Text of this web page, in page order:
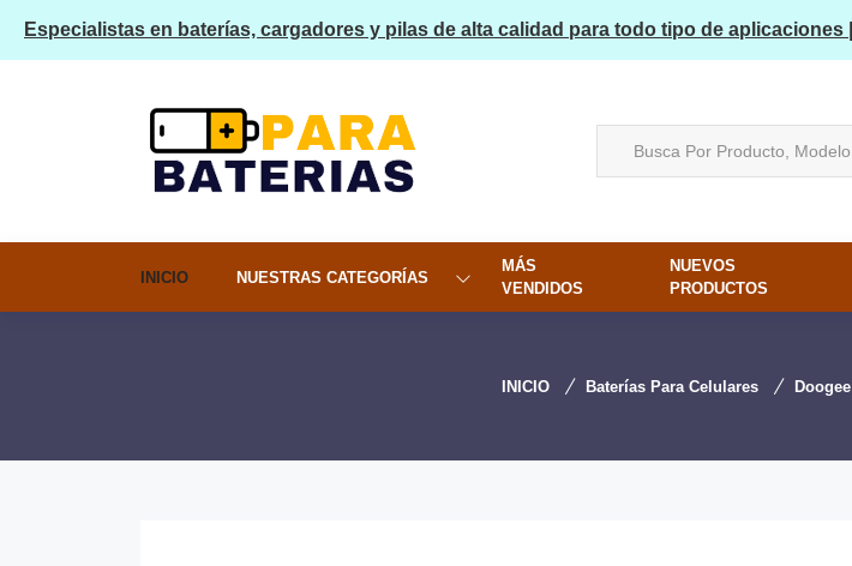
Especialistas en baterías, cargadores y pilas de alta calidad para todo tipo de aplicaciones |
INICIO NUESTRAS CATEGORÍAS
MÁS
VENDIDOS
NUEVOS
PRODUCTOS
INICIO Baterías Para Celulares Doogee